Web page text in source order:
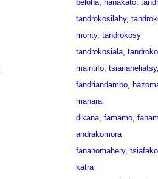
beloha, hanakato,
tandrokosilahy,
monty, tandrokosy
tandrokosiala,
maintifo, tsiarianeliatsy
fandriandambo,
manara
dikana, famamo,
andrakomora
fananomahery,
katra